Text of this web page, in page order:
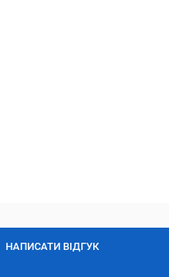
НАПИСАТИ ВІДГУК